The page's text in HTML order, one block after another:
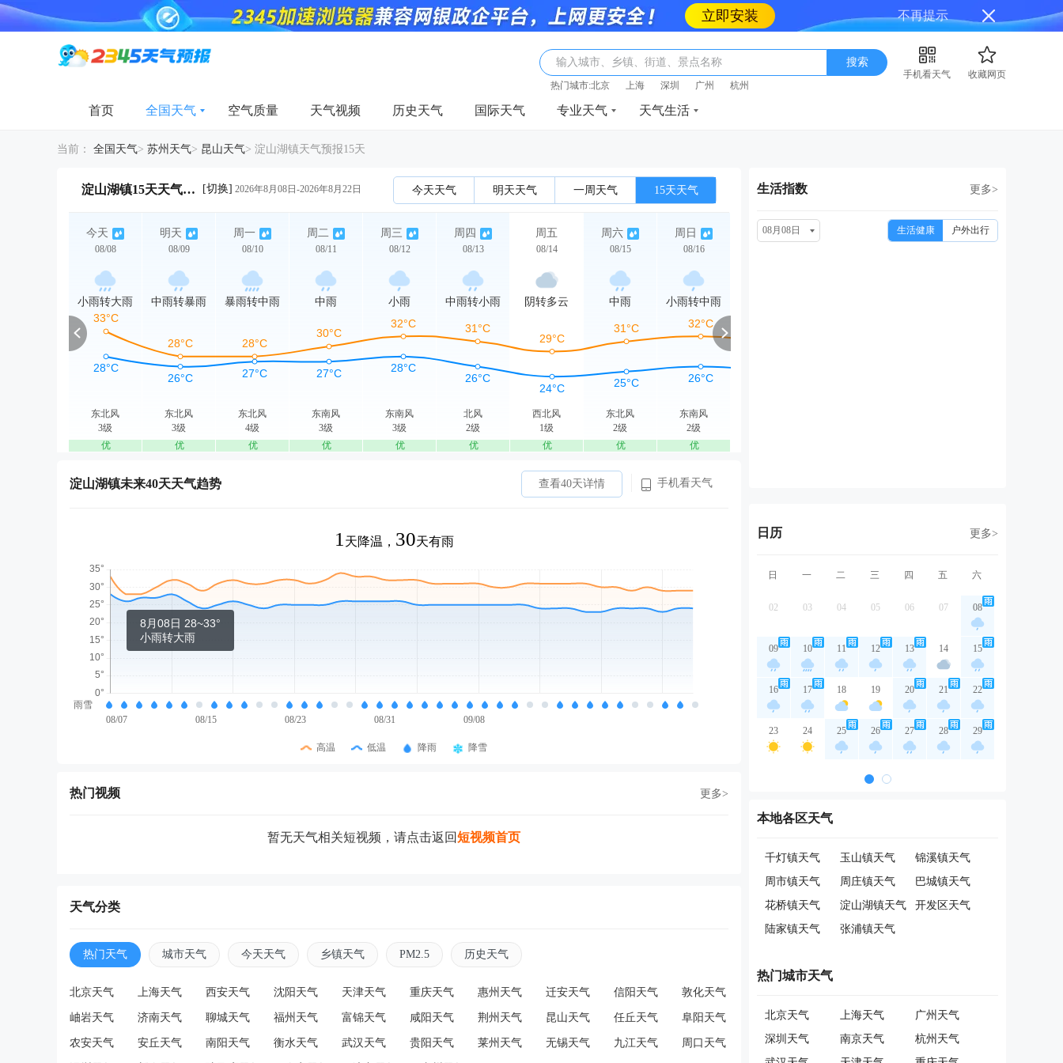
立即安装 不再提示
输入城市、乡镇、街道、景点名称 搜索
手机看天气
收藏网页
热门城市:北京 上海 深圳 广州 杭州
首页 全国天气 空气质量 天气视频 历史天气 国际天气 专业天气 天气生活
当前： 全国天气> 苏州天气> 昆山天气> 淀山湖镇天气预报15天
淀山湖镇15天天气详情 [切换] 2026年8月08日-2026年8月22日 今天天气 明天天气 一周天气 15天天气
今天
08/08
小雨转大雨
东北风
3级
优
明天
08/09
中雨转暴雨
东北风
3级
优
周一
08/10
暴雨转中雨
东北风
4级
优
周二
08/11
中雨
东南风
3级
优
周三
08/12
小雨
东南风
3级
优
周四
08/13
中雨转小雨
北风
2级
优
周五
08/14
阴转多云
西北风
1级
优
周六
08/15
中雨
东北风
2级
优
周日
08/16
小雨转中雨
东南风
2级
优
周一 周三 周四
淀山湖镇未来40天天气趋势 查看40天详情 手机看天气
1 天降温， 30天有雨
8月08日 28~33°
小雨转大雨
雨雪
08/07
08/15 08/23 08/31 09/08
高温 低温 降雨 降雪
热门视频 更多>
暂无天气相关短视频，请点击返回短视频首页
天气分类
热门天气 城市天气 今天天气 乡镇天气 PM2.5 历史天气
北京天气 上海天气 西安天气 沈阳天气 天津天气 重庆天气 惠州天气 迁安天气 信阳天气 敦化天气
岫岩天气 济南天气 聊城天气 福州天气 富锦天气 咸阳天气 荆州天气 昆山天气 任丘天气 阜阳天气
农安天气 安丘天气 南阳天气 衡水天气 武汉天气 贵阳天气 莱州天气 无锡天气 九江天气 周口天气
生活指数 更多>
08月08日 生活健康 户外出行
日历 更多>
日 一 二 三 四 五 六
02 03 04 05 06 07 08
09 10 11 12 13 14 15
16 17 18 19 20 21 22
23 24 25 26 27 28 29
本地各区天气
千灯镇天气 玉山镇天气
锦溪镇天气
周市镇天气
周庄镇天气
巴城镇天气
花桥镇天气
淀山湖镇天气
开发区天气
陆家镇天气
张浦镇天气
热门城市天气
北京天气 上海天气
广州天气
深圳天气
南京天气
杭州天气